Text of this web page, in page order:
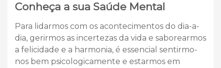
Conheça a sua Saúde Mental
Para lidarmos com os acontecimentos do dia-a-
dia, gerirmos as incertezas da vida e saborearmos
a felicidade e a harmonia, é essencial sentirmo-
nos bem psicologicamente e estarmos em